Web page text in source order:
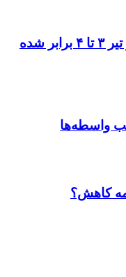
*چرا قبض آب و برق خرداد و تیر ۳ تا ۴ برابر شده
واسطه‌ها
کاهش؟